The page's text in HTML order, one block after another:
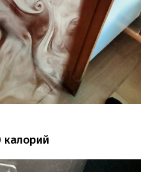
калорий